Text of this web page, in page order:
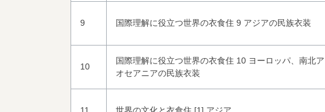
9 国際理解に役立つ世界の衣食住 9 アジアの民族衣装
10
国際理解に役立つ世界の衣食住 10 ヨーロッパ、南北ア
オセアニアの民族衣装